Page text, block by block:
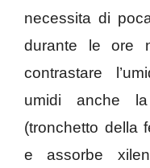
necessita di
durante le ore
contrastare
umidi anche la
(tronchetto della
e assorbe